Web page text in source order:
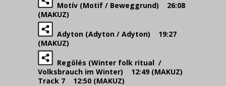
Motív (Motif / Beweggrund) 26:08
(MAKUZ)
Adyton (Adyton / Adyton) 19:27
(MAKUZ)
Regölés (Winter folk ritual /
Volksbrauch im Winter) 12:49 (MAKUZ)
Track 7 12:50 (MAKUZ)